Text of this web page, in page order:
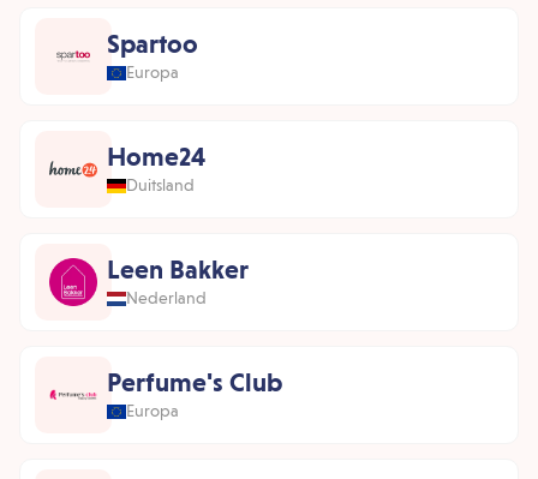
Spartoo
Europa
Home24
Duitsland
Leen Bakker
Nederland
Perfume's Club
Europa